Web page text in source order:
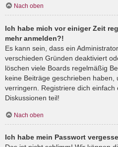
Nach oben
Ich habe mich vor einiger Zeit
mehr anmelden?!
Es kann sein, dass ein
verschieden Gründen deaktiviert
löschen viele Boards regelmäßig
keine Beiträge geschrieben
verringern. Registriere dich
Diskussionen teil!
Nach oben
Ich habe mein Passwort